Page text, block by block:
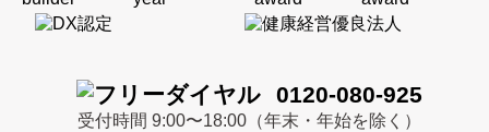
0120-080-925
受付時間 9:00〜18:00（年末・年始を除く）